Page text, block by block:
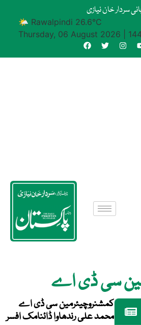
سردار خان نیازی
🌤 Rawalpindi 26.6°C
Thursday, 06 August 2026
سی ڈی اے
کمشنروچیئرمین سی ڈی اے
محمد علی رندھاوا ڈائنامک افسر